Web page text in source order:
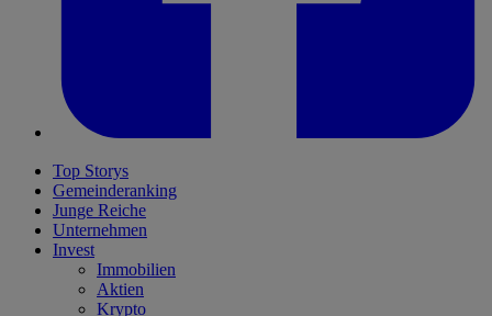
Top Storys
Gemeinderanking
Junge Reiche
Unternehmen
Invest
Immobilien
Aktien
Krypto